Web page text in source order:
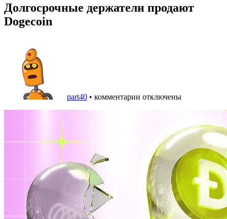
Долгосрочные держатели продают
Dogecoin
part40 • комментарии отключены